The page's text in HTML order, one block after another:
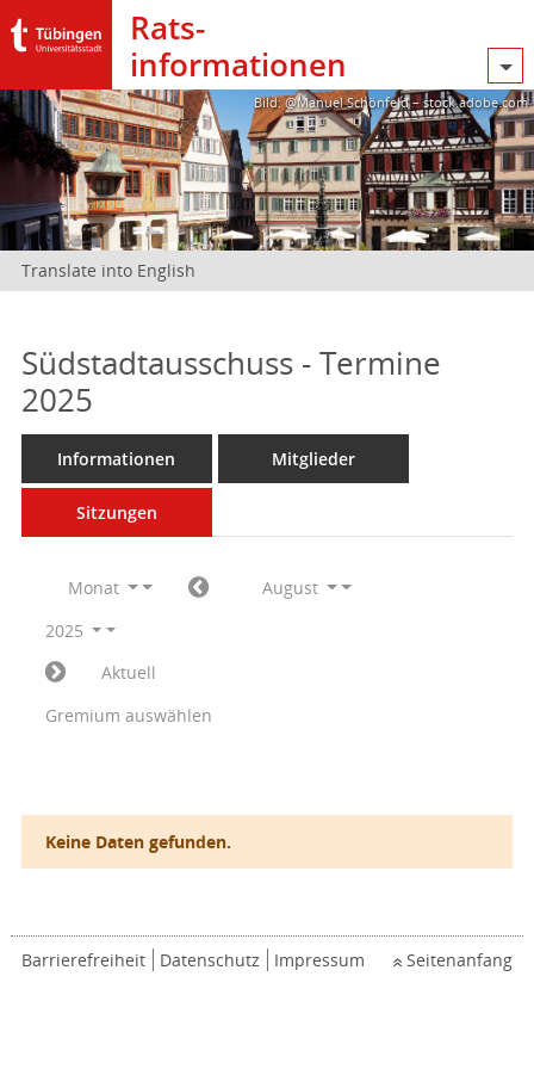
Rats­
informationen
Bild: @Manuel Schönfeld – stock.adobe.com
Translate into English
Südstadtausschuss - Termine
2025
Informationen Mitglieder
Sitzungen
Monat
August
2025
Aktuell
Gremium auswählen
Keine Daten gefunden.
Barrierefreiheit Datenschutz Impressum Seitenanfang